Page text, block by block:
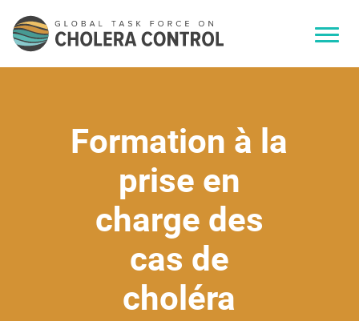
Formation à la
prise en
charge des
cas de
choléra